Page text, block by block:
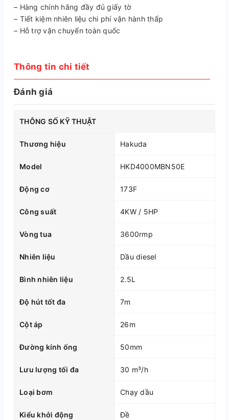
– Hàng chính hãng đầy đủ giấy tờ
– Tiết kiệm nhiên liệu chi phí vận hành thấp
– Hỗ trợ vận chuyển toàn quốc
Thông tin chi tiết
Đánh giá
THÔNG SỐ KỸ THUẬT
Thương hiệu Hakuda
Model HKD4000MBN50E
Động cơ 173F
Công suất 4KW / 5HP
Vòng tua 3600rmp
Nhiên liệu Dầu diesel
Bình nhiên liệu 2.5L
Độ hút tốt đa 7m
Cột áp 26m
Đường kính ống 50mm
Lưu lượng tối đa 30 m³/h
Loại bơm Chạy dầu
Kiểu khởi động Đề